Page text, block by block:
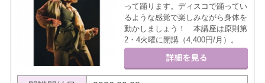
って踊ります。ディスコで踊ってい
るような感覚で楽しみながら身体を
動かしましょう！ 本講座は原則第
2・4火曜に開講（4,400円/月）。